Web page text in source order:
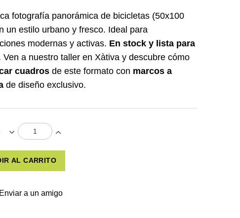
fotografía panorámica de bicicletas (50x100
un estilo urbano y fresco. Ideal para
modernas y activas. En stock y lista para
Ven a nuestro taller en Xàtiva y descubre cómo
cuadrosde este formato con marcos a
de diseño exclusivo.
AL CARRITO
Enviar a un amigo